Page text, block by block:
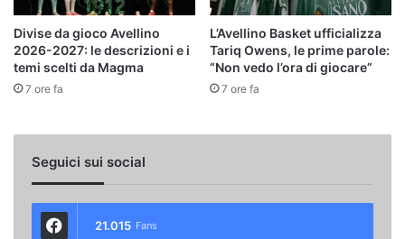
Divise da gioco Avellino
2026-2027: le descrizioni e i
temi scelti da Magma
7 ore fa
L’Avellino Basket ufficializza
Tariq Owens, le prime parole:
“Non vedo l’ora di giocare”
7 ore fa
Seguici sui social
21.015 Fans